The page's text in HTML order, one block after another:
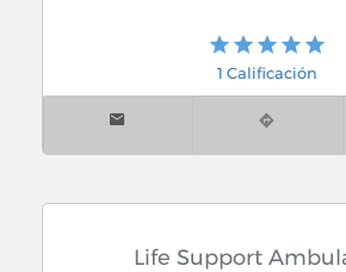
1 Calificación
Life Support